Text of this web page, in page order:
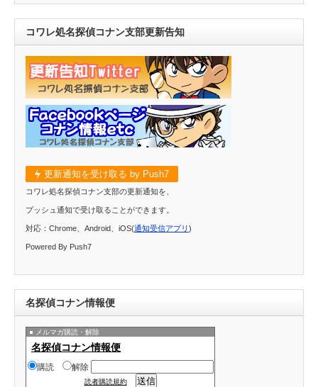
コワレ処名探偵コナン支部更新告知
更新通知を受け取る by Push7
コワレ処名探偵コナン支部の更新通知を、
プッシュ通知で受け取ることができます。
対応：Chrome、Android、iOS(通知受信アプリ )
Powered By Push7
名探偵コナン情報便
メルマガ購読・解除
名探偵コナン情報便
購読 解除
読者購読規約